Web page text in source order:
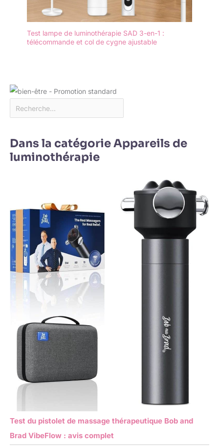
Test lampe de luminothérapie SAD 3-en-1 :
télécommande et col de cygne ajustable
Dans la catégorie Appareils de
luminothérapie
Test du pistolet de massage thérapeutique Bob and
Brad VibeFlow : avis complet